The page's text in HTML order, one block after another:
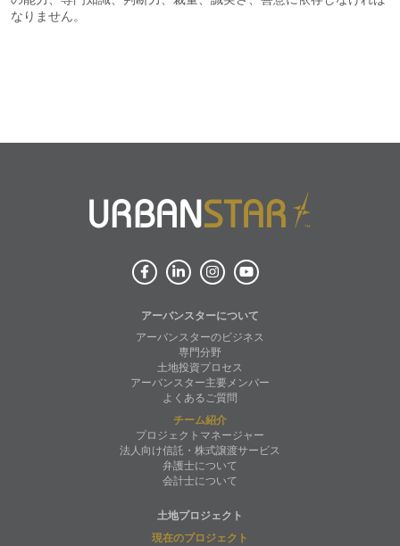
なりません。
アーバンスターについて
アーバンスターのビジネス
専門分野
土地投資プロセス
アーバンスター主要メンバー
よくあるご質問
チーム紹介
プロジェクトマネージャー
法人向け信託・株式譲渡サービス
弁護士について
会計士について
土地プロジェクト
現在のプロジェクト